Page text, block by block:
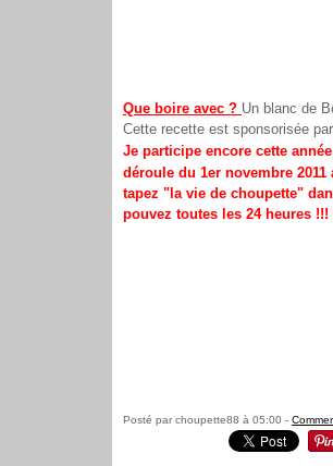
Que boire avec ? Un blanc de
Cette recette est sponsorisée par
Je participe encore cette
déroule du 1er novembre 2011
tapez "la vie de choupette"
pouvez toutes les 24 heures !!!
Posté par choupette88 à 05:00 -